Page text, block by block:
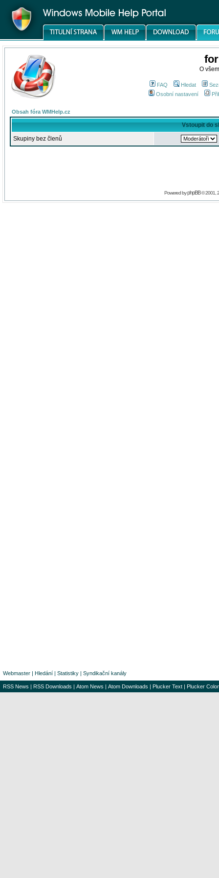
O
FAQ Hledat
Osobní nastavení
Obsah fóra WMHelp.cz
Vstoupit do
Skupiny bez členů
Powered byphpBB© 2001,
Webmaster | Hledání | Statistiky | Syndikační kanály
RSS News | RSS Downloads | Atom News | Atom Downloads | Plucker Text | Plucker Color